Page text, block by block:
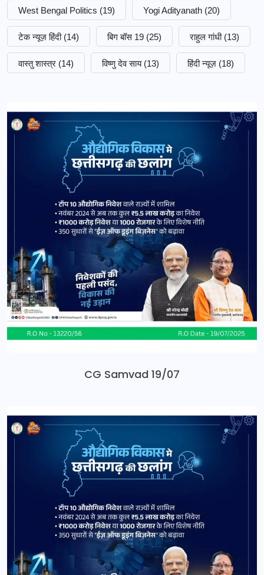
West Bengal Politics (19) Yogi Adityanath (20)
टेक न्यूज़ हिंदी (14) बिग बॉस 19 (25) राहुल गांधी (13)
वास्तु शास्त्र (14) विष्णु देव साय (13) हिंदी न्यूज़ (18)
CG Samvad 19/07